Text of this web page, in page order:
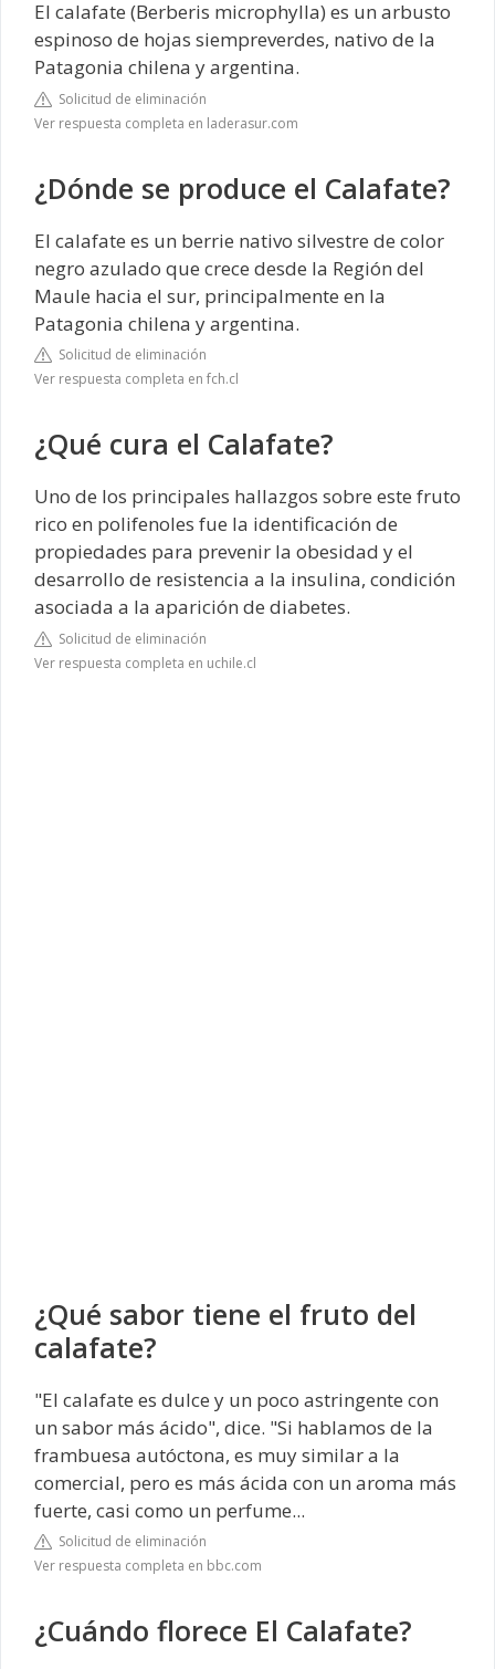
El calafate (Berberis microphylla) es un arbusto
espinoso de hojas siempreverdes, nativo de la
Patagonia chilena y argentina.
Solicitud de eliminación
Ver respuesta completa en laderasur.com
¿Dónde se produce el Calafate?
El calafate es un berrie nativo silvestre de color
negro azulado que crece desde la Región del
Maule hacia el sur, principalmente en la
Patagonia chilena y argentina.
Solicitud de eliminación
Ver respuesta completa en fch.cl
¿Qué cura el Calafate?
Uno de los principales hallazgos sobre este fruto
rico en polifenoles fue la identificación de
propiedades para prevenir la obesidad y el
desarrollo de resistencia a la insulina, condición
asociada a la aparición de diabetes.
Solicitud de eliminación
Ver respuesta completa en uchile.cl
¿Qué sabor tiene el fruto del
calafate?
"El calafate es dulce y un poco astringente con
un sabor más ácido", dice. "Si hablamos de la
frambuesa autóctona, es muy similar a la
comercial, pero es más ácida con un aroma más
fuerte, casi como un perfume...
Solicitud de eliminación
Ver respuesta completa en bbc.com
¿Cuándo florece El Calafate?